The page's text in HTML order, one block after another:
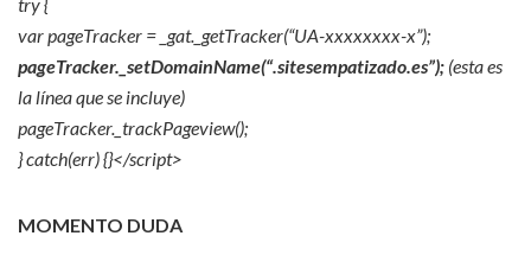
var pageTracker = _gat._getTracker(“UA-xxxxxxxx-x”);
pageTracker._setDomainName(“.sitesempatizado.es”); (esta es
la línea que se incluye)
pageTracker._trackPageview();
} catch(err) {}</script>
MOMENTO DUDA